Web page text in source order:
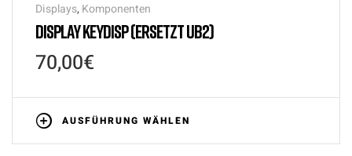
Displays, Komponenten
DISPLAY KEYDISP (ERSETZT UB2)
70,00€
AUSFÜHRUNG WÄHLEN